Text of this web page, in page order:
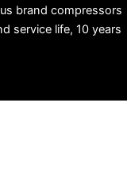
brand compressors
service life, 10 years